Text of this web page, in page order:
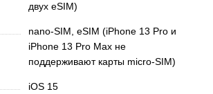
двух eSIM)
nano‑SIM, eSIM (iPhone 13 Pro и
iPhone 13 Pro Max не
поддерживают карты micro‑SIM)
iOS 15